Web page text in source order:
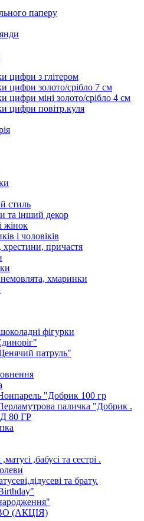
паперу
цифри з глітером
цифри золото/срібло 7 см
цифри міні золото/срібло 4 см
цифри повітр.куля
стиль
та інший декор
жінок
і чоловіків
причастя
хмаринки
фігурки
патруль"
"Добрик 100 гр
паличка "Добрик .
80 ГР
,бабусі та сестрі .
та брату.
(АКЦІЯ)